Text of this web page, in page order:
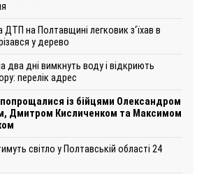
ДТП на Полтавщині легковик з‘їхав в
у дерево
два дні вимкнуть воду і відкриють
перелік адрес
із бійцями Олександром
Дмитром Кисличенком та Максимом
світло у Полтавській області 24